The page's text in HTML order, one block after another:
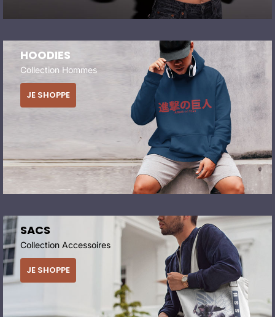
HOODIES
Collection Hommes
JE SHOPPE
SACS
Collection Accessoires
JE SHOPPE